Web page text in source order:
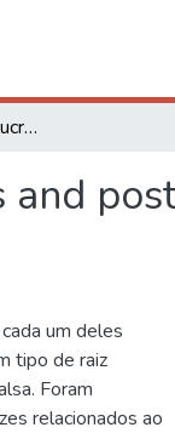
In situ hybridization of sucrose synthase transcripts and postharvest studies in tuberous roots
and
um deles
tipo de raiz
Foram
relacionados ao